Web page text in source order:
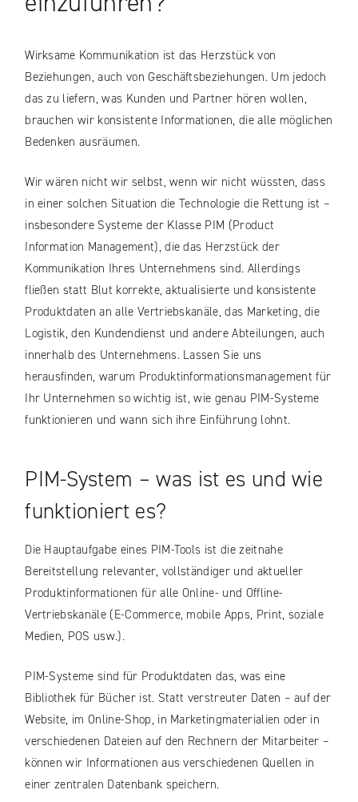
Wirksame Kommunikation ist das Herzstück von
Beziehungen, auch von Geschäftsbeziehungen. Um jedoch
das zu liefern, was Kunden und Partner hören wollen,
brauchen wir konsistente Informationen, die alle möglichen
Bedenken ausräumen.
Wir wären nicht wir selbst, wenn wir nicht wüssten, dass
in einer solchen Situation die Technologie die Rettung ist –
insbesondere Systeme der Klasse PIM (Product
Information Management), die das Herzstück der
Kommunikation Ihres Unternehmens sind. Allerdings
fließen statt Blut korrekte, aktualisierte und konsistente
Produktdaten an alle Vertriebskanäle, das Marketing, die
Logistik, den Kundendienst und andere Abteilungen, auch
innerhalb des Unternehmens. Lassen Sie uns
herausfinden, warum Produktinformationsmanagement für
Ihr Unternehmen so wichtig ist, wie genau PIM-Systeme
funktionieren und wann sich ihre Einführung lohnt.
PIM-System – was ist es und wie
funktioniert es?
Die Hauptaufgabe eines PIM-Tools ist die zeitnahe
Bereitstellung relevanter, vollständiger und aktueller
Produktinformationen für alle Online- und Offline-
Vertriebskanäle (E-Commerce, mobile Apps, Print, soziale
Medien, POS usw.).
PIM-Systeme sind für Produktdaten das, was eine
Bibliothek für Bücher ist. Statt verstreuter Daten – auf der
Website, im Online-Shop, in Marketingmaterialien oder in
verschiedenen Dateien auf den Rechnern der Mitarbeiter –
können wir Informationen aus verschiedenen Quellen in
einer zentralen Datenbank speichern.